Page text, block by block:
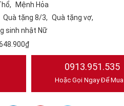
Mệnh Hỏa
Quà tặng 8/3
Quà tặng vợ
sinh nhật Nữ
0913.951.535
Hoặc Gọi Ngay Để Mua